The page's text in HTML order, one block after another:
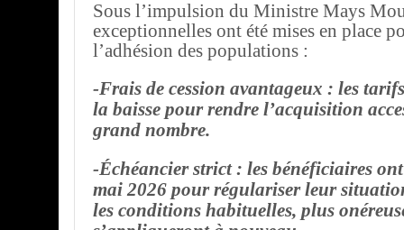
Sous l’impulsion du Ministre Mays
exceptionnelles ont été mises en place
l’adhésion des populations :
-Frais de cession avantageux : les
la baisse pour rendre l’acquisition
grand nombre.
-Échéancier strict : les bénéficiaires
mai 2026 pour régulariser leur
les conditions habituelles, plus